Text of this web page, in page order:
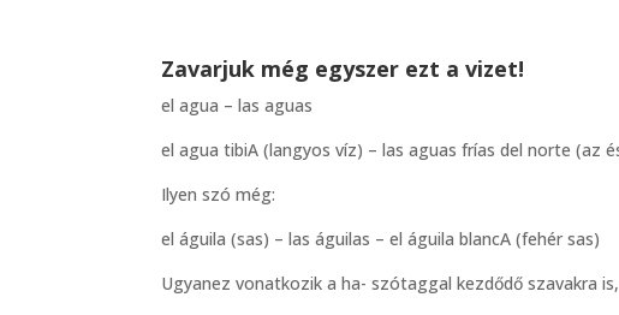
Zavarjuk még egyszer ezt a vizet!
el agua – las aguas
el agua tibiA (langyos víz) – las aguas frías del norte (az
Ilyen szó még:
el águila (sas) – las águilas – el águila blancA (fehér sas)
Ugyanez vonatkozik a ha- szótaggal kezdődő szavakra